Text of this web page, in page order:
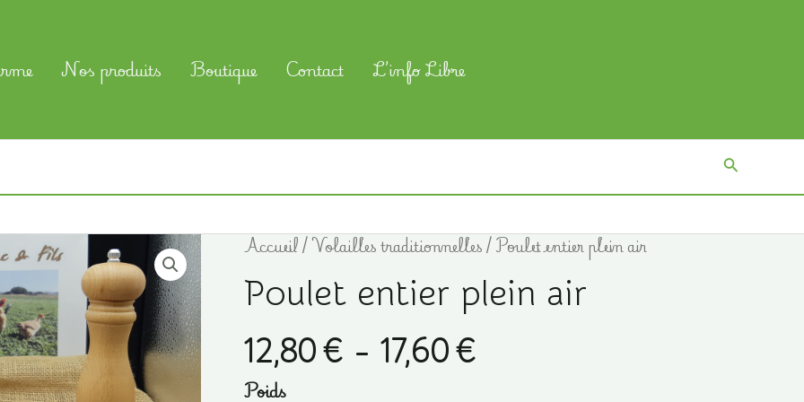
Nos produits Boutique Contact L’info Libre
Accueil/Volailles traditionnelles/ Poulet entier plein air
Poulet entier plein air
12,80€ – 17,60€Plage
Poids